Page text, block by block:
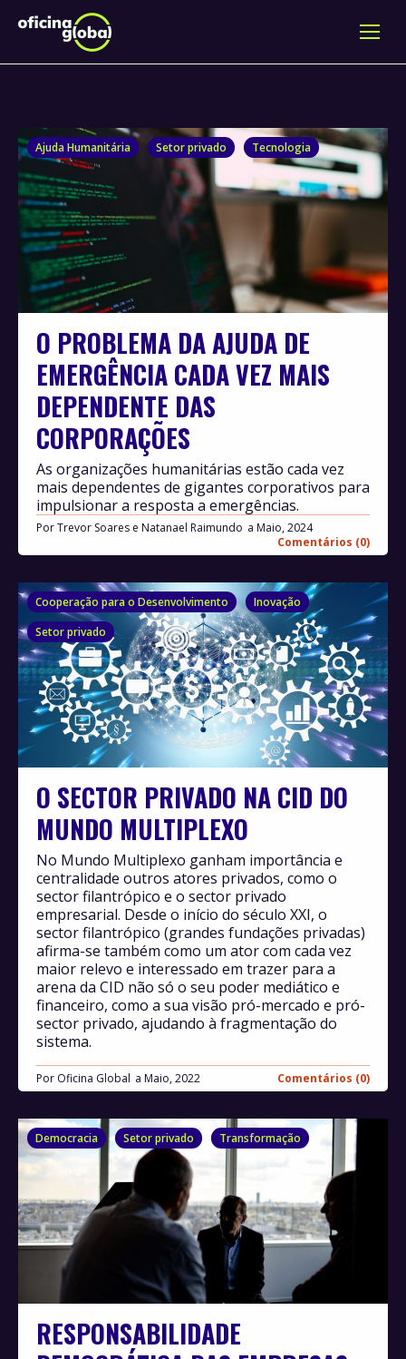
Ajuda Humanitária Setor privado Tecnologia
O PROBLEMA DA AJUDA DE
EMERGÊNCIA CADA VEZ MAIS
DEPENDENTE DAS
CORPORAÇÕES
PorTrevor Soares e Natanael Raimundo
Maio, 2024
Comentários (0)
As organizações humanitárias estão cada vez
mais dependentes de gigantes corporativos para
impulsionar a resposta a emergências.
Cooperação para o Desenvolvimento
Inovação
Setor privado
O SECTOR PRIVADO NA CID DO
MUNDO MULTIPLEXO
Por Oficina Global Maio, 2022 Comentários (0)
No Mundo Multiplexo ganham importância e
centralidade outros atores privados, como o
sector filantrópico e o sector privado
empresarial. Desde o início do século XXI, o
sector filantrópico (grandes fundações privadas)
afirma-se também como um ator com cada vez
maior relevo e interessado em trazer para a
arena da CID não só o seu poder mediático e
financeiro, como a sua visão pró-mercado e pró-
sector privado, ajudando à fragmentação do
sistema.
Democracia Setor privado Transformação
RESPONSABILIDADE